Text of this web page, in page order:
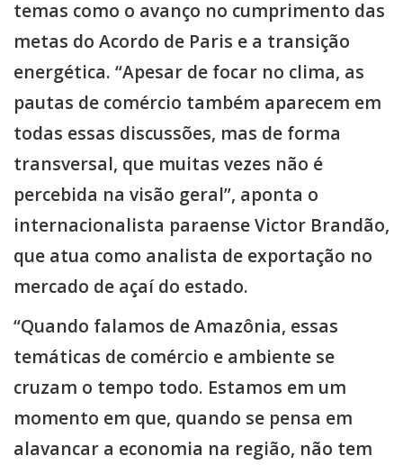
temas como o avanço no cumprimento das
metas do Acordo de Paris e a transição
energética. “Apesar de focar no clima, as
pautas de comércio também aparecem em
todas essas discussões, mas de forma
transversal, que muitas vezes não é
percebida na visão geral”, aponta o
internacionalista paraense Victor Brandão,
que atua como analista de exportação no
mercado de açaí do estado.
“Quando falamos de Amazônia, essas
temáticas de comércio e ambiente se
cruzam o tempo todo. Estamos em um
momento em que, quando se pensa em
alavancar a economia na região, não tem